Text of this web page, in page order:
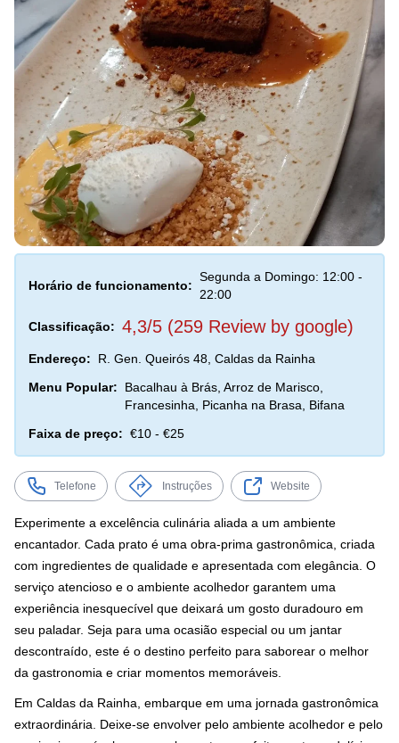
Horário de funcionamento:
Segunda a Domingo: 12:00 -
22:00
Classificação: 4,3/5 (259 Review by google)
Endereço:
R. Gen. Queirós 48, Caldas da Rainha
Menu Popular:
Bacalhau à Brás, Arroz de Marisco,
Francesinha, Picanha na Brasa, Bifana
Faixa de preço: €10 - €25
Telefone Instruções Website
Experimente a excelência culinária aliada a um ambiente
encantador. Cada prato é uma obra-prima gastronômica, criada
com ingredientes de qualidade e apresentada com elegância. O
serviço atencioso e o ambiente acolhedor garantem uma
experiência inesquecível que deixará um gosto duradouro em
seu paladar. Seja para uma ocasião especial ou um jantar
descontraído, este é o destino perfeito para saborear o melhor
da gastronomia e criar momentos memoráveis.
Em Caldas da Rainha, embarque em uma jornada gastronômica
extraordinária. Deixe-se envolver pelo ambiente acolhedor e pelo